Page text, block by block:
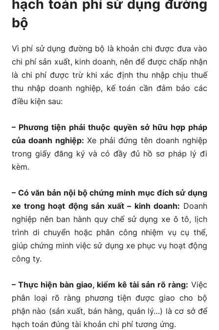
hạch toán phí sử dụng đường
bộ
Vì phí sử dụng đường bộ là khoản chi được đưa vào
chi phí sản xuất, kinh doanh, nên để được chấp nhận
là chi phí được trừ khi xác định thu nhập chịu thuế
thu nhập doanh nghiệp, kế toán cần đảm bảo các
điều kiện sau:
– Phương tiện phải thuộc quyền sở hữu hợp pháp
của doanh nghiệp: Xe phải đứng tên doanh nghiệp
trong giấy đăng ký và có đầy đủ hồ sơ pháp lý đi
kèm.
– Có văn bản nội bộ chứng minh mục đích sử dụng
xe trong hoạt động sản xuất – kinh doanh: Doanh
nghiệp nên ban hành quy chế sử dụng xe ô tô, lịch
trình di chuyển hoặc phân công nhiệm vụ cụ thể,
giúp chứng minh việc sử dụng xe phục vụ hoạt động
công ty.
– Thực hiện bàn giao, kiểm kê tài sản rõ ràng: Việc
phân loại rõ ràng phương tiện được giao cho bộ
phận nào (sản xuất, bán hàng, quản lý…) là cơ sở để
hạch toán đúng tài khoản chi phí tương ứng.